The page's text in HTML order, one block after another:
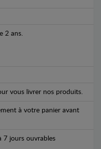
2 ans.
vous livrer nos produits.
à votre panier avant
7 jours ouvrables